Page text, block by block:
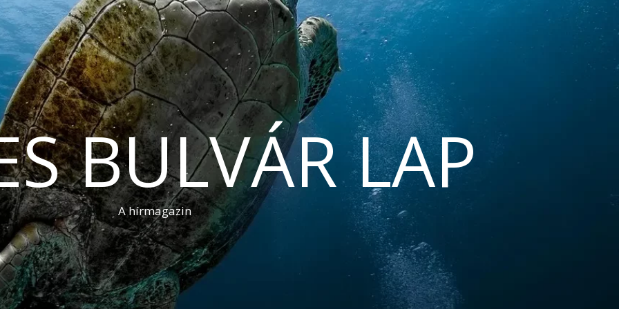
BULVÁR LAP
A hírmagazin